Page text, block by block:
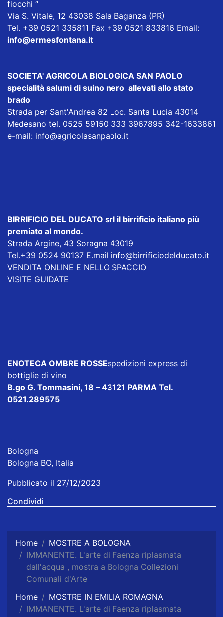
fiocchi “
Via S. Vitale, 12 43038 Sala Baganza (PR)
Tel. +39 0521 335811 Fax +39 0521 833816 Email:
info@ermesfontana.it
SOCIETA' AGRICOLA BIOLOGICA SAN PAOLO
specialità salumi di suino nero allevati allo stato
brado
Strada per Sant'Andrea 82 Loc. Santa Lucia 43014
Medesano tel. 0525 59150 333 3967895 342-1633861
e-mail: info@agricolasanpaolo.it
BIRRIFICIO DEL DUCATO srl il birrificio italiano più
premiato al mondo.
Strada Argine, 43 Soragna 43019
Tel.+39 0524 90137 E.mail info@birrificiodelducato.it
VENDITA ONLINE E NELLO SPACCIO
VISITE GUIDATE
ENOTECA OMBRE ROSSEspedizioni express di
bottiglie di vino
B.go G. Tommasini, 18 – 43121 PARMA Tel.
0521.289575
Bologna
Bologna BO, Italia
Pubblicato il 27/12/2023
Condividi
Home
MOSTRE A BOLOGNA
IMMANENTE. L'arte di Faenza riplasmata
dall'acqua , mostra a Bologna Collezioni
Comunali d'Arte
Home
MOSTRE IN EMILIA ROMAGNA
IMMANENTE. L'arte di Faenza riplasmata